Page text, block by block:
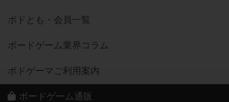
ボドとも・会員一覧
ボードゲーム業界コラム
ボドゲーマご利用案内
ボードゲーム通販